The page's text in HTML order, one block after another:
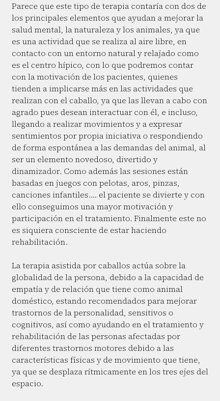
Parece que este tipo de terapia contaría con dos de
los principales elementos que ayudan a mejorar la
salud mental, la naturaleza y los animales, ya que
es una actividad que se realiza al aire libre, en
contacto con un entorno natural y relajado como
es el centro hípico, con lo que podremos contar
con la motivación de los pacientes, quienes
tienden a implicarse más en las actividades que
realizan con el caballo, ya que las llevan a cabo con
agrado pues desean interactuar con él, e incluso,
llegando a realizar movimientos y a expresar
sentimientos por propia iniciativa o respondiendo
de forma espontánea a las demandas del animal, al
ser un elemento novedoso, divertido y
dinamizador. Como además las sesiones están
basadas en juegos con pelotas, aros, pinzas,
canciones infantiles…. el paciente se divierte y con
ello conseguimos una mayor motivación y
participación en el tratamiento. Finalmente este no
es siquiera consciente de estar haciendo
rehabilitación.
La terapia asistida por caballos actúa sobre la
globalidad de la persona, debido a la capacidad de
empatía y de relación que tiene como animal
doméstico, estando recomendados para mejorar
trastornos de la personalidad, sensitivos o
cognitivos, así como ayudando en el tratamiento y
rehabilitación de las personas afectadas por
diferentes trastornos motores debido a las
características físicas y de movimiento que tiene,
ya que se desplaza rítmicamente en los tres ejes del
espacio.